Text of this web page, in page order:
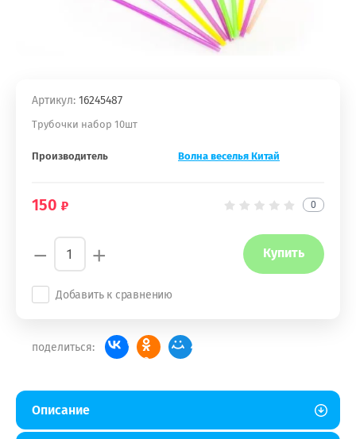
Артикул: 16245487
Трубочки набор 10шт
Производитель Волна веселья Китай
150 0
− + Купить
Добавить к сравнению
поделиться:
Описание